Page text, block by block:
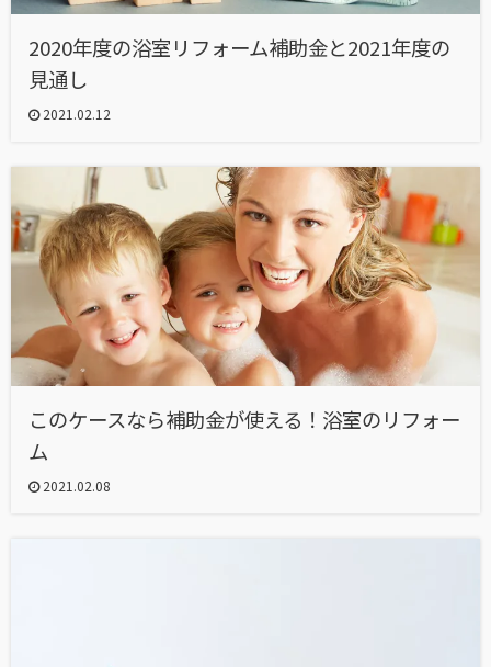
2020年度の浴室リフォーム補助金と2021年度の
見通し
2021.02.12
このケースなら補助金が使える！浴室のリフォー
ム
2021.02.08